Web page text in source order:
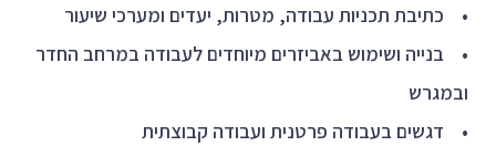
• כתיבת תכניות עבודה, מטרות, יעדים ומערכי שיעור
• בנייה ושימוש באביזרים מיוחדים לעבודה במרחב החדר
ובמגרש
• דגשים בעבודה פרטנית ועבודה קבוצתית